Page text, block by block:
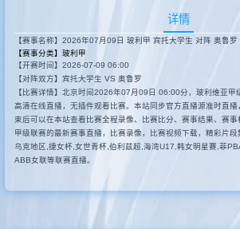
快讯
详情
【赛事名称】2026年07月09日 玻利甲 宾托大学生 对阵 奥鲁罗
【赛事分类】 玻利甲
【开赛时间】2026-07-09 06:00
【对阵双方】宾托大学生 VS 奥鲁罗
【比赛详情】北京时间2026年07月09日 06:00分，玻利维亚甲
高清在线直播，无插件观看比赛。本站同步官方直播源准时直
束后可以在本站查看比赛全程录像、比赛比分、赛事结果、赛
甲级联赛的最新赛事直播，比赛录像，比赛视频下载，精彩片
乌克地区,捷女杯,女世青杯,伯利兹超,海湾U17,韩女明星賽,菲
ABB女联等联赛直播。